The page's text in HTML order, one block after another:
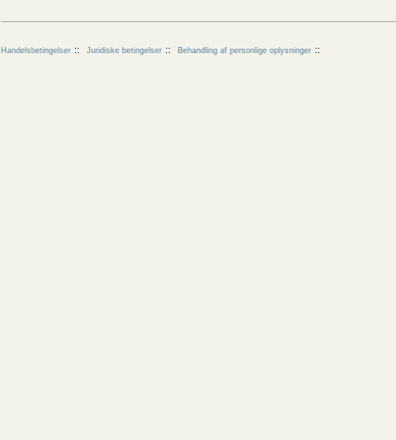
Handelsbetingelser Juridiske betingelser Behandling af personlige oplysninger